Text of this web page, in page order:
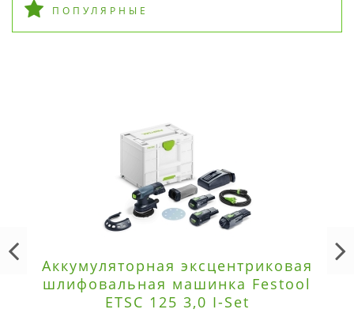
ПОПУЛЯРНЫЕ
Аккумуляторная эксцентриковая
шлифовальная машинка Festool
ETSC 125 3,0 I-Set